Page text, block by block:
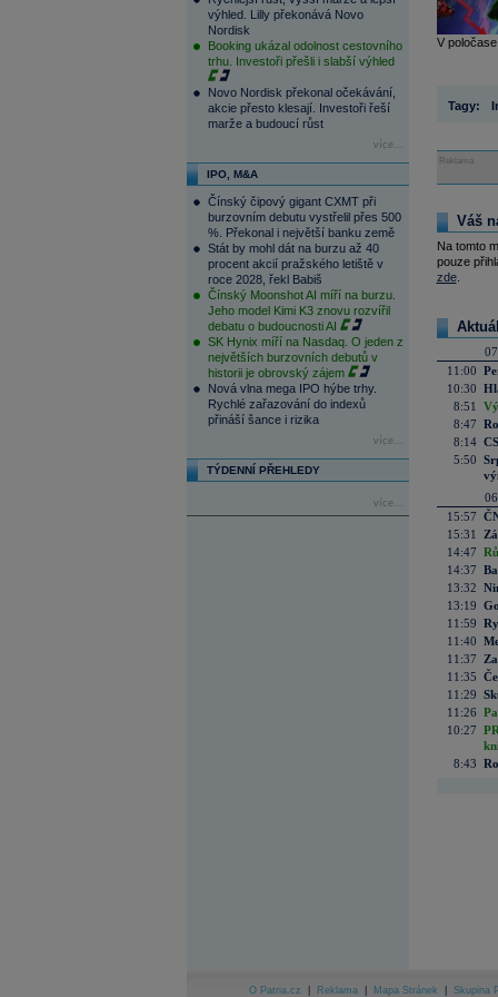
výhled. Lilly překonává Novo
Nordisk
Booking ukázal odolnost cestovního
trhu. Investoři přešli i slabší výhled
Novo Nordisk překonal očekávání,
akcie přesto klesají. Investoři řeší
marže a budoucí růst
více...
IPO, M&A
Čínský čipový gigant CXMT při
burzovním debutu vystřelil přes 500
%. Překonal i největší banku země
Stát by mohl dát na burzu až 40
procent akcií pražského letiště v
roce 2028, řekl Babiš
Čínský Moonshot AI míří na burzu.
Jeho model Kimi K3 znovu rozvířil
debatu o budoucnosti AI
SK Hynix míří na Nasdaq. O jeden z
největších burzovních debutů v
historii je obrovský zájem
Nová vlna mega IPO hýbe trhy.
Rychlé zařazování do indexů
přináší šance i rizika
více...
TÝDENNÍ PŘEHLEDY
více...
V
Tagy:
Reklama
Váš
Na tomto
pouze
zde.
11:00
10:30
8:51
8:47
8:14
5:50
15:57
15:31
14:47
14:37
13:32
13:19
11:59
11:40
11:37
11:35
11:29
11:26
10:27
8:43
O Patria.cz Reklama Mapa Stránek Skupina